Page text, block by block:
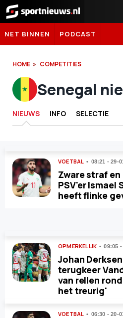
Sportnieuws.nl
NET BINNEN PODCAST
HOME COMPETITIES
Senegal
NIEUWS INFO SELECTIE
VOETBAL 08:21 - 29-
Zware straf
PSV'er Ismael
heeft flinke
OPMERKELIJK 09:05 -
Johan
terugkeer
van rellen
het treurig'
VOETBAL 06:30 - 20-